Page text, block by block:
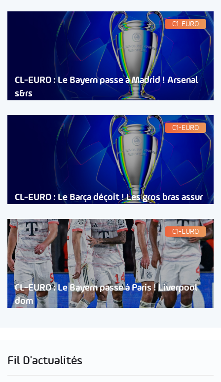
C1-EURO
CL-EURO : Le Bayern passe à Madrid ! Arsenal
s&rs
C1-EURO
CL-EURO : Le Barça déçoit ! Les gros bras assur
C1-EURO
CL-EURO : Le Bayern passe à Paris ! Liverpool
dom
Fil D'actualités